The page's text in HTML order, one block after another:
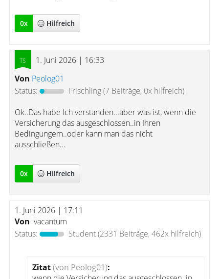
0x Hilfreich
1. Juni 2026 | 16:33
Von Peolog01
Status:
Frischling(7 Beiträge, 0x hilfreich)
Ok..Das habe Ich verstanden...aber was ist, wenn die
Versicherung das ausgeschlossen..in Ihren
Bedingungem..oder kann man das nicht
ausschließen...
0x Hilfreich
1. Juni 2026 | 17:11
Von vacantum
Status:
Student(2331 Beiträge, 462x hilfreich)
Zitat(von Peolog01):